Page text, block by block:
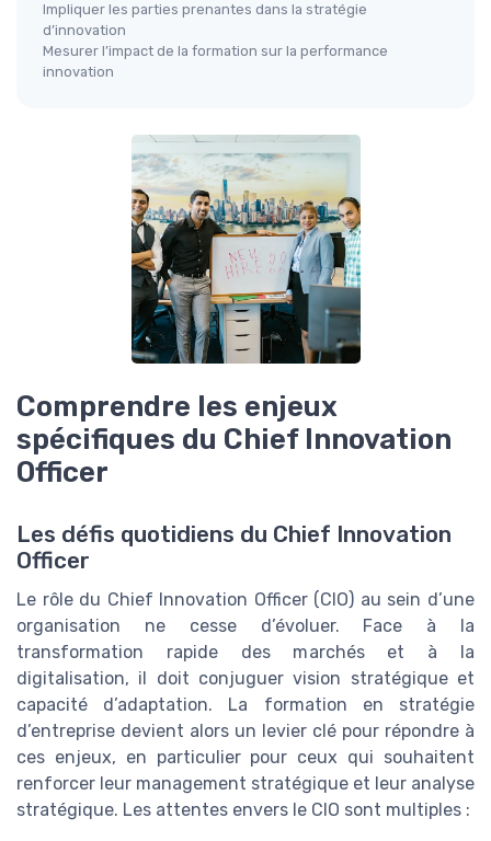
Impliquer les parties prenantes dans la stratégie
d’innovation
Mesurer l’impact de la formation sur la performance
innovation
Comprendre les enjeux
spécifiques du Chief Innovation
Officer
Les défis quotidiens du Chief Innovation
Officer
Le rôle du Chief Innovation Officer (CIO) au sein d’une
organisation ne cesse d’évoluer. Face à la
transformation rapide des marchés et à la
digitalisation, il doit conjuguer vision stratégique et
capacité d’adaptation. La formation en stratégie
d’entreprise devient alors un levier clé pour répondre à
ces enjeux, en particulier pour ceux qui souhaitent
renforcer leur management stratégique et leur analyse
stratégique. Les attentes envers le CIO sont multiples :